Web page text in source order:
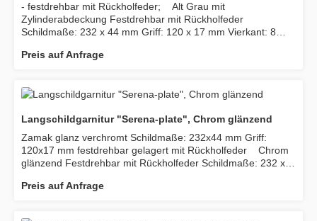
- festdrehbar mit Rückholfeder; Alt Grau mit
Zylinderabdeckung Festdrehbar mit Rückholfeder
Schildmaße: 232 x 44 mm Griff: 120 x 17 mm Vierkant: 8
Preis auf Anfrage
Langschildgarnitur "Serena-plate", Chrom glänzend
Zamak glanz verchromt Schildmaße: 232x44 mm Griff:
120x17 mm festdrehbar gelagert mit Rückholfeder Chrom
glänzend Festdrehbar mit Rückholfeder Schildmaße: 232 x
WC 78 mm
Preis auf Anfrage